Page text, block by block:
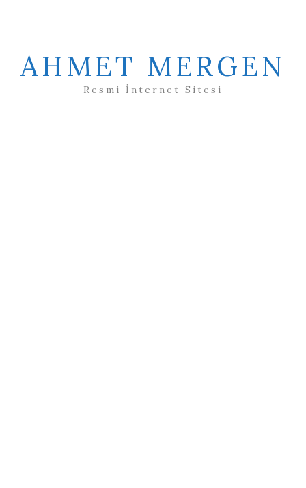
AHMET MERGEN
Resmi İnternet Sitesi